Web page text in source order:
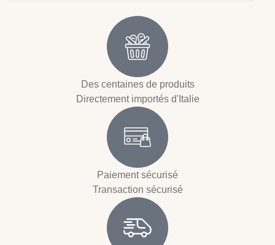
Des centaines de produits
Directement importés d'Italie
Paiement sécurisé
Transaction sécurisé